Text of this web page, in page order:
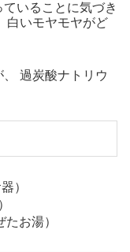
いることに気づき
白いモヤモヤがど
過炭酸ナトリウ
）
お湯）